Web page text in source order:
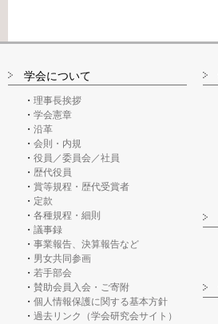
学会について
理事長挨拶
学会憲章
沿革
会則・内規
役員／委員会／社員
歴代役員
賞等規程・歴代受賞者
定款
各種規程・細則
議事録
事業報告、決算報告など
男女共同参画
若手部会
賛助会員入会・ご寄附
個人情報保護に関する基本方針
過去リンク（学会研究会サイト）